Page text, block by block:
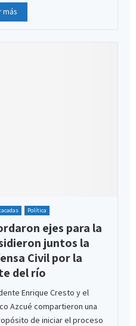
más
Política
ejes para la
juntos la
Civil por la
del río
Enrique Cresto y el
Azcué compartieron una
de iniciar el proceso